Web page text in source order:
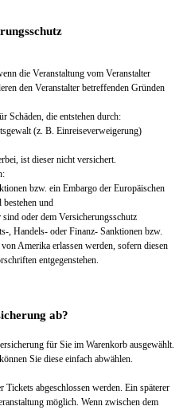
die Veranstaltung vom Veranstalter
den Veranstalter betreffenden Gründen
Schäden, die entstehen durch:
(z. B. Einreiseverweigerung)
ist dieser nicht versichert.
bzw. ein Embargo der Europäischen
und
oder dem Versicherungsschutz
, Handels- oder Finanz- Sanktionen bzw.
Amerika erlassen werden, sofern diesen
entgegenstehen.
ab?
für Sie im Warenkorb ausgewählt.
Sie diese einfach abwählen.
abgeschlossen werden. Ein späterer
möglich. Wenn zwischen dem